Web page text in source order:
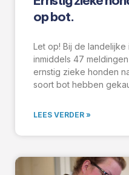
op bot.
Let op! Bij de landelijke
inmiddels 47
ernstig zieke honden
soort bot hebben
LEES VERDER »